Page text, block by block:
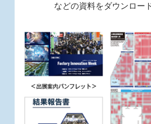
などの資料をダウンロー